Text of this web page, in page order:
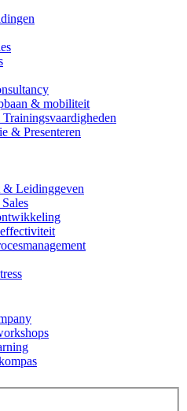
& mobiliteit
& Presenteren
& Leidinggeven